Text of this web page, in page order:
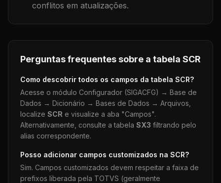
conflitos em atualizações.
Perguntas frequentes sobre a tabela SCR
Como descobrir todos os campos da tabela SCR?
Acesse o módulo Configurador (SIGACFG) → Base de
Dados → Dicionário → Bases de Dados → Arquivos,
localize SCR e visualize a aba "Campos".
Alternativamente, consulte a tabela SX3 filtrando pelo
alias correspondente.
Posso adicionar campos customizados na SCR?
Sim. Campos customizados devem respeitar a faixa de
prefixos liberada pela TOTVS (geralmente